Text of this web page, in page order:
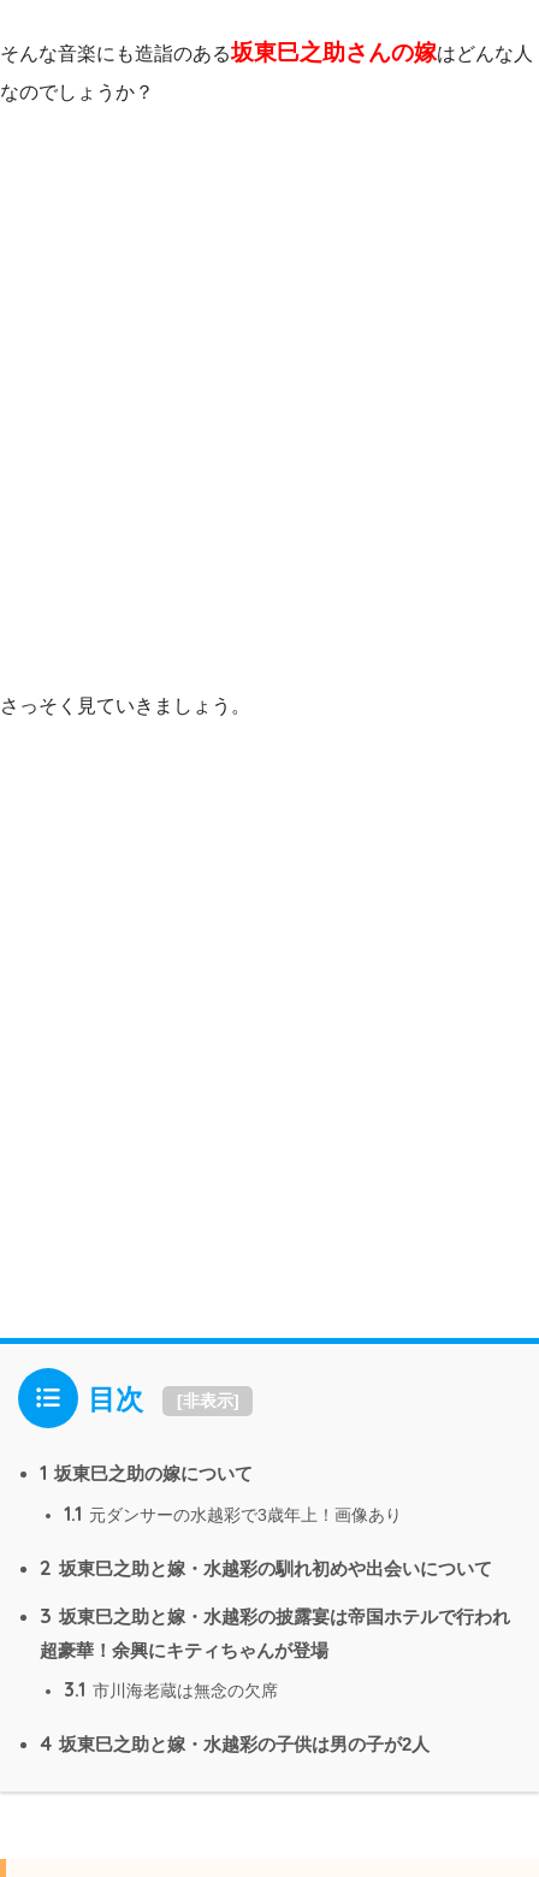
そんな音楽にも造詣のある坂東巳之助さんの嫁はどんな人
なのでしょうか？
さっそく見ていきましょう。
目次 [非表示]
1 坂東巳之助の嫁について
1.1 元ダンサーの水越彩で3歳年上！画像あり
2 坂東巳之助と嫁・水越彩の馴れ初めや出会いについて
3 坂東巳之助と嫁・水越彩の披露宴は帝国ホテルで行われ
超豪華！余興にキティちゃんが登場
3.1 市川海老蔵は無念の欠席
4 坂東巳之助と嫁・水越彩の子供は男の子が2人